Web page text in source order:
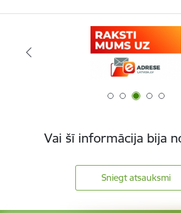
Vai šī informācija bija
Sniegt atsauksmi